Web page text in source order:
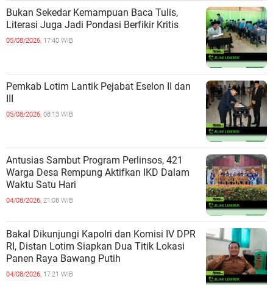
Bukan Sekedar Kemampuan Baca Tulis,
Literasi Juga Jadi Pondasi Berfikir Kritis
05/08/2026, 17:40 WIB
Pemkab Lotim Lantik Pejabat Eselon II dan
III
05/08/2026, 08:13 WIB
Antusias Sambut Program Perlinsos, 421
Warga Desa Rempung Aktifkan IKD Dalam
Waktu Satu Hari
04/08/2026, 21:08 WIB
Bakal Dikunjungi Kapolri dan Komisi IV DPR
RI, Distan Lotim Siapkan Dua Titik Lokasi
Panen Raya Bawang Putih
04/08/2026, 17:21 WIB